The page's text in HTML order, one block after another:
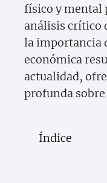
físico y mental
análisis crítico
la importancia
económica
actualidad,
profunda
Índice